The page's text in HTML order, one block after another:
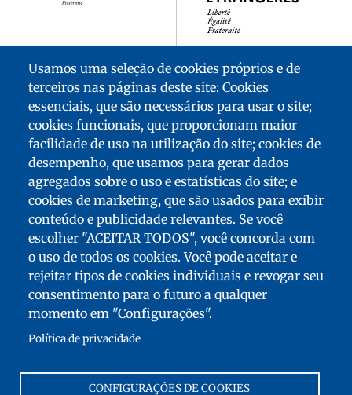
MENU
RODAPÉ
MAPA DO SITE
ACESSIBILIDADE: NÃO CONFORME
DOWNLOADS
MENÇÕES LEGAIS
Usamos uma seleção de cookies próprios e de
terceiros nas páginas deste site: Cookies
essenciais, que são necessários para usar o site;
cookies funcionais, que proporcionam maior
facilidade de uso na utilização do site; cookies de
desempenho, que usamos para gerar dados
agregados sobre o uso e estatísticas do site; e
cookies de marketing, que são usados para exibir
conteúdo e publicidade relevantes. Se você
escolher "ACEITAR TODOS", você concorda com
o uso de todos os cookies. Você pode aceitar e
rejeitar tipos de cookies individuais e revogar seu
consentimento para o futuro a qualquer
momento em "Configurações".
Política de privacidade
CONFIGURAÇÕES DE COOKIES